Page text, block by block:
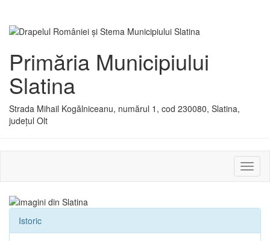
Primăria Municipiului
Slatina
Strada Mihail Kogălniceanu, numărul 1, cod 230080, Slatina,
județul Olt
sau
Istoric